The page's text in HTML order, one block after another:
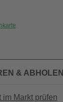
& ABHOLEN
im Markt prüfen